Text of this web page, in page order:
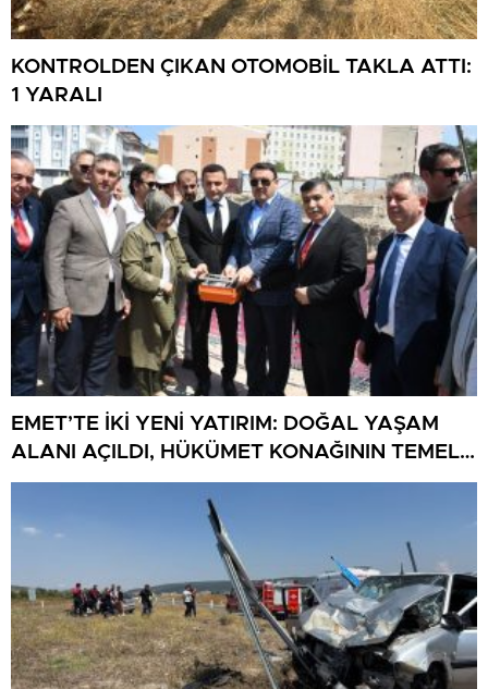
KONTROLDEN ÇIKAN OTOMOBİL TAKLA ATTI:
1 YARALI
EMET’TE İKİ YENİ YATIRIM: DOĞAL YAŞAM
ALANI AÇILDI, HÜKÜMET KONAĞININ TEMELİ
ATILDI